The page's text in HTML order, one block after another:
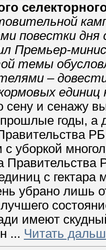
повестки
Премьер-
темы
–
единиц
сену и сенажу
годы, а
уборкой
Правительства
с гектара
убрано лишь
имеют
... Читать